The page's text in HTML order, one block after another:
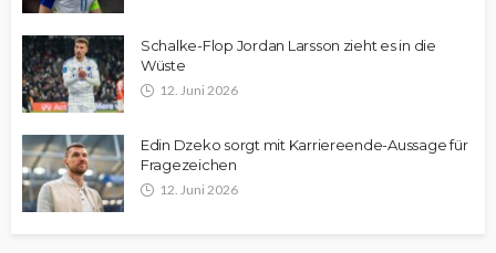
Schalke-Flop Jordan Larsson zieht es in die
Wüste
12. Juni 2026
Edin Dzeko sorgt mit Karriereende-Aussage für
Fragezeichen
12. Juni 2026